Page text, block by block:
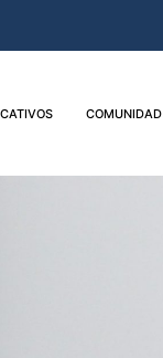
COMUNIDAD